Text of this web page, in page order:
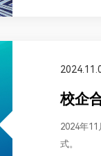
校企
2024年
式。